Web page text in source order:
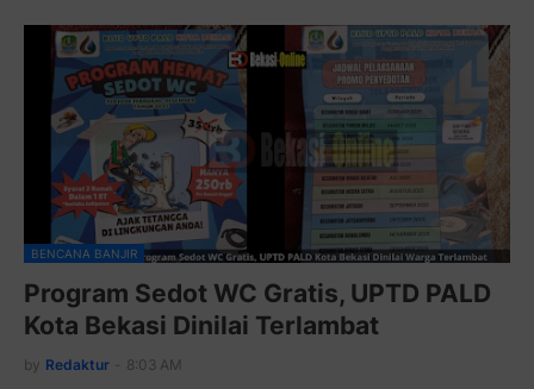
BENCANA BANJIR
Program Sedot WC Gratis, UPTD PALD
Kota Bekasi Dinilai Terlambat
by Redaktur 8:03 AM